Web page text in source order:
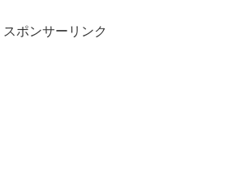
スポンサーリンク